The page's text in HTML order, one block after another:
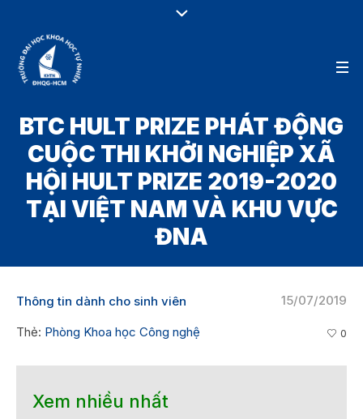
BTC HULT PRIZE PHÁT ĐỘNG
CUỘC THI KHỞI NGHIỆP XÃ
HỘI HULT PRIZE 2019-2020
TẠI VIỆT NAM VÀ KHU VỰC
ĐNA
15/07/2019
Thông tin dành cho sinh viên
Thẻ: Phòng Khoa học Công nghệ 0
Xem nhiều nhất